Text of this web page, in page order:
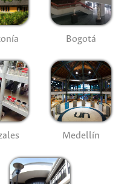
Bogotá
Medellín